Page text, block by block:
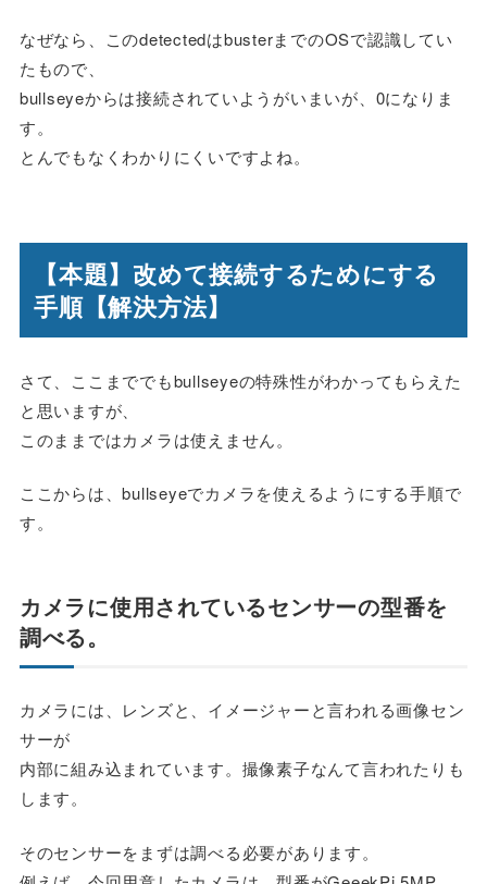
なぜなら、このdetectedはbusterまでのOSで認識してい
たもので、
bullseyeからは接続されていようがいまいが、0になりま
す。
とんでもなくわかりにくいですよね。
【本題】改めて接続するためにする
手順【解決方法】
さて、ここまででもbullseyeの特殊性がわかってもらえた
と思いますが、
このままではカメラは使えません。
ここからは、bullseyeでカメラを使えるようにする手順で
す。
カメラに使用されているセンサーの型番を
調べる。
カメラには、レンズと、イメージャーと言われる画像セン
サーが
内部に組み込まれています。撮像素子なんて言われたりも
します。
そのセンサーをまずは調べる必要があります。